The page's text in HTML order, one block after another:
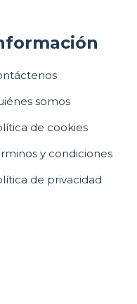
somos
de cookies
y condiciones
de privacidad